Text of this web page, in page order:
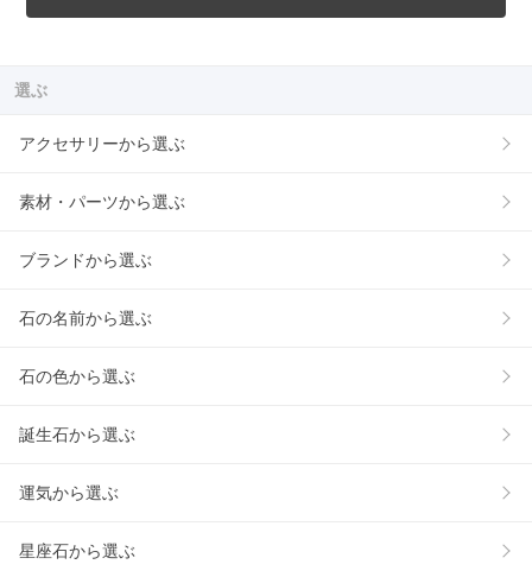
選ぶ
アクセサリーから選ぶ
素材・パーツから選ぶ
ブランドから選ぶ
石の名前から選ぶ
石の色から選ぶ
誕生石から選ぶ
運気から選ぶ
星座石から選ぶ